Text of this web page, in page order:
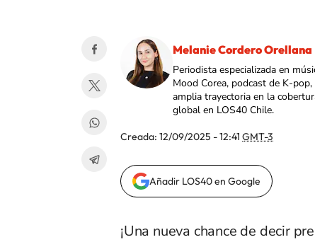
Melanie Cordero Orellana
Periodista especializada en
Mood Corea, podcast de K-
amplia trayectoria en la
global en LOS40 Chile.
Creada: 12/09/2025 - 12:41 GMT-3
Añadir LOS40 en Google
¡Una nueva chance de decir